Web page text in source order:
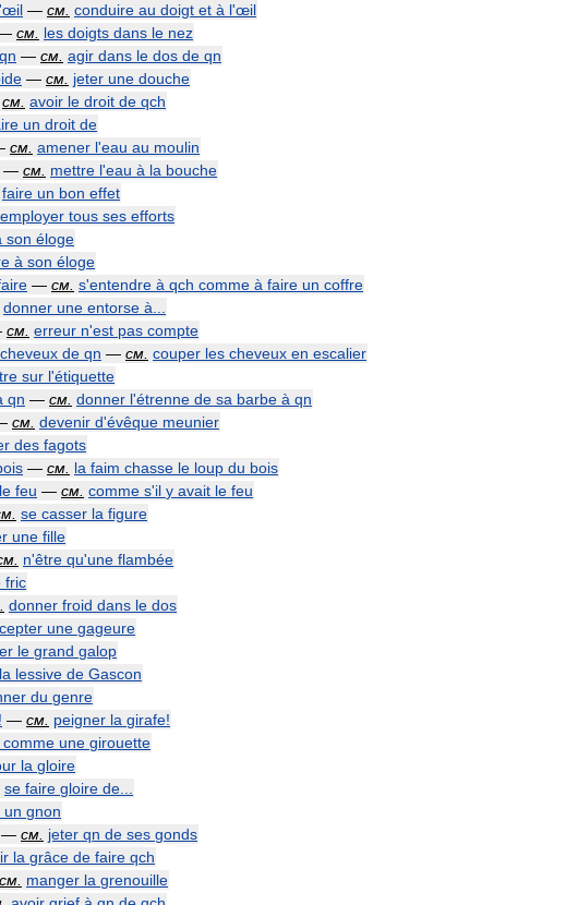
'œil — см conduire au doigt et à l'œil
см les doigts dans le nez
qn — см agir dans le dos de qn
— см jeter une douche
см avoir le droit de qch
un droit de
см amener l'eau au moulin
— см mettre l'eau à la bouche
faire un bon effet
employer tous ses efforts
son éloge
à son éloge
— см s'entendre à qch comme à faire un coffre
donner une entorse à
см erreur n'est pas compte
cheveux de qn — см couper les cheveux en escalier
sur l'étiquette
qn — см donner l'étrenne de sa barbe à qn
см devenir d'évêque meunier
des fagots
— см la faim chasse le loup du bois
le feu — см comme s'il y avait le feu
se casser la figure
une fille
n'être qu'une flambée
fric
donner froid dans le dos
une gageure
le grand galop
la lessive de Gascon
du genre
! — см peigner la girafe!
comme une girouette
la gloire
se faire gloire de
un gnon
— см jeter qn de ses gonds
la grâce de faire qch
см manger la grenouille